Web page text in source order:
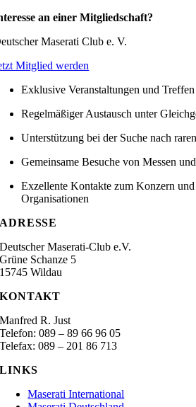
an einer Mitgliedschaft?
Maserati Club e. V.
Mitglied werden
Exklusive Veranstaltungen und Treffen
Regelmäßiger Austausch unter
Unterstützung bei der Suche nach
Gemeinsame Besuche von Messen
Exzellente Kontakte zum Konzern
Organisationen
ADRESSE
Deutscher Maserati-Club e.V.
Grüne Schanze 5
15745 Wildau
KONTAKT
Manfred R. Just
Telefon: 089 – 89 66 96 05‬
Telefax: 089 – 201 86 713
LINKS
Maserati International